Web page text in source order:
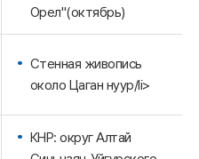
Орел"(октябрь)
Стенная живопись
около Цаган нуур/li>
КНР: округ Алтай